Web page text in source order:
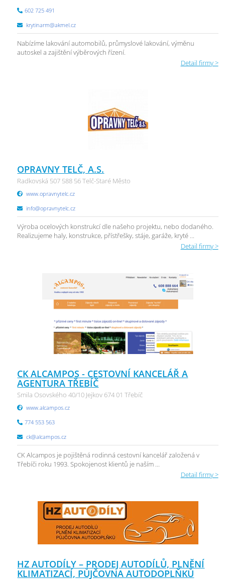
602 725 491
krytinarm@akmel.cz
Nabízíme lakování automobilů, průmyslové lakování, výměnu
autoskel a zajištění výběrových řízení.
Detail firmy >
OPRAVNY TELČ, A.S.
Radkovská 507 588 56 Telč-Staré Město
www.opravnytelc.cz
info@opravnytelc.cz
Výroba ocelových konstrukcí dle našeho projektu, nebo dodaného.
Realizujeme haly, konstrukce, přístřešky, stáje, garáže, kryté ...
Detail firmy >
CK ALCAMPOS - CESTOVNÍ KANCELÁŘ A
AGENTURA TŘEBÍČ
Smila Osovského 40/10 Jejkov 674 01 Třebíč
www.alcampos.cz
774 553 563
ck@alcampos.cz
CK Alcampos je pojištěná rodinná cestovní kancelář založená v
Třebíči roku 1993. Spokojenost klientů je naším ...
Detail firmy >
HZ AUTODÍLY – PRODEJ AUTODÍLŮ, PLNĚNÍ
KLIMATIZACÍ, PŮJČOVNA AUTODOPLŇKŮ